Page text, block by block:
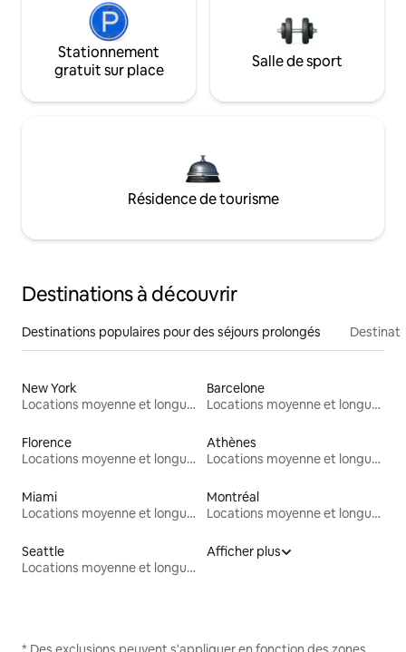
Stationnement
gratuit sur place
Salle de sport
Résidence de tourisme
Destinations à découvrir
Destinations populaires pour des séjours prolongés
New York
Locations moyenne et longue durée
Barcelone
Locations moyenne et longue durée
Florence
Locations moyenne et longue durée
Athènes
Locations moyenne et longue durée
Miami
Locations moyenne et longue durée
Montréal
Locations moyenne et longue durée
Seattle
Locations moyenne et longue durée
Afficher plus